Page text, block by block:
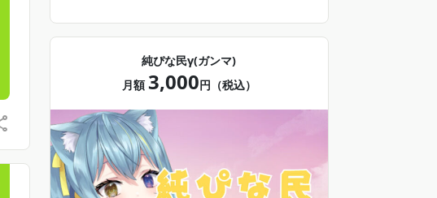
（希望者応募制)
→FANBOXの時に１２ヶ月継続送った方
→FANBOXの時に継続支援特典手に入れら
れなかった方は、早めにトータル12ヶ月で１年
目の継続支援特典をお届け！
純ぴな民γ(ガンマ)
月額 3,000円（税込）